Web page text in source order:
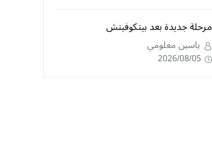
مرحلة جديدة بعد بيتكوفيتش
ياسين معلومي
2026/08/05